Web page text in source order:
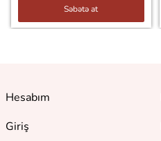
Səbətə at
Hesabım
Giriş